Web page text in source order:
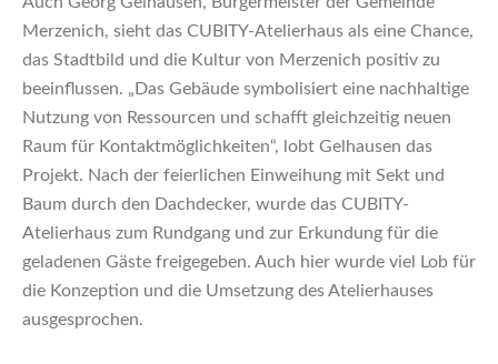
Merzenich, sieht das CUBITY-Atelierhaus als eine Chance,
das Stadtbild und die Kultur von Merzenich positiv zu
beeinflussen. „Das Gebäude symbolisiert eine nachhaltige
Nutzung von Ressourcen und schafft gleichzeitig neuen
Raum für Kontaktmöglichkeiten“, lobt Gelhausen das
Projekt. Nach der feierlichen Einweihung mit Sekt und
Baum durch den Dachdecker, wurde das CUBITY-
Atelierhaus zum Rundgang und zur Erkundung für die
geladenen Gäste freigegeben. Auch hier wurde viel Lob für
die Konzeption und die Umsetzung des Atelierhauses
ausgesprochen.